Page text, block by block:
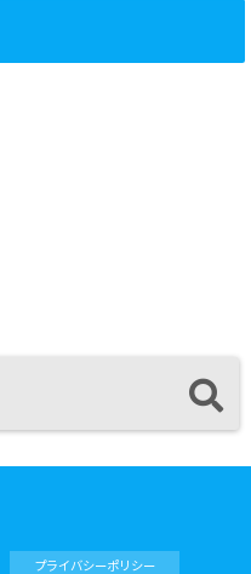
プライバシーポリシー